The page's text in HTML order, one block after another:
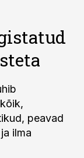
peavad
ilma